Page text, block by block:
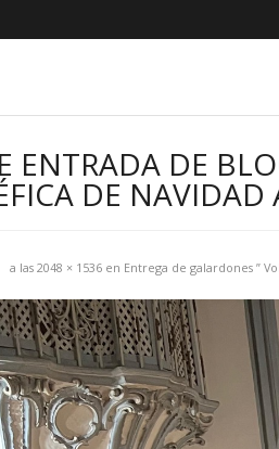
ENTRADA DE
DE
a las 2048 × 1536 en Entrega de galardones ”